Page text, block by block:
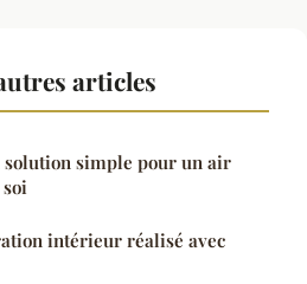
articles
solution simple pour un air
intérieur réalisé avec